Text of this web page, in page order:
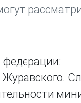
федерации: